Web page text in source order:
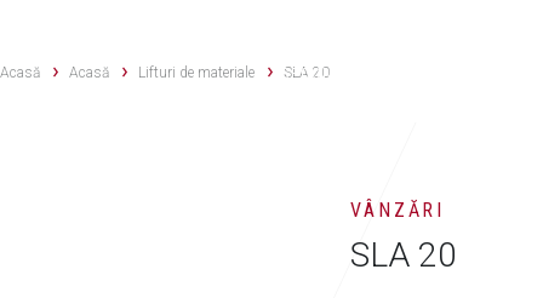
SECOND
Acasă Acasă Lifturi de materiale SLA 20
VÂNZĂRI
SLA 20